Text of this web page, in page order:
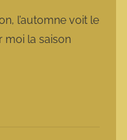
l’automne voit le
moi la saison